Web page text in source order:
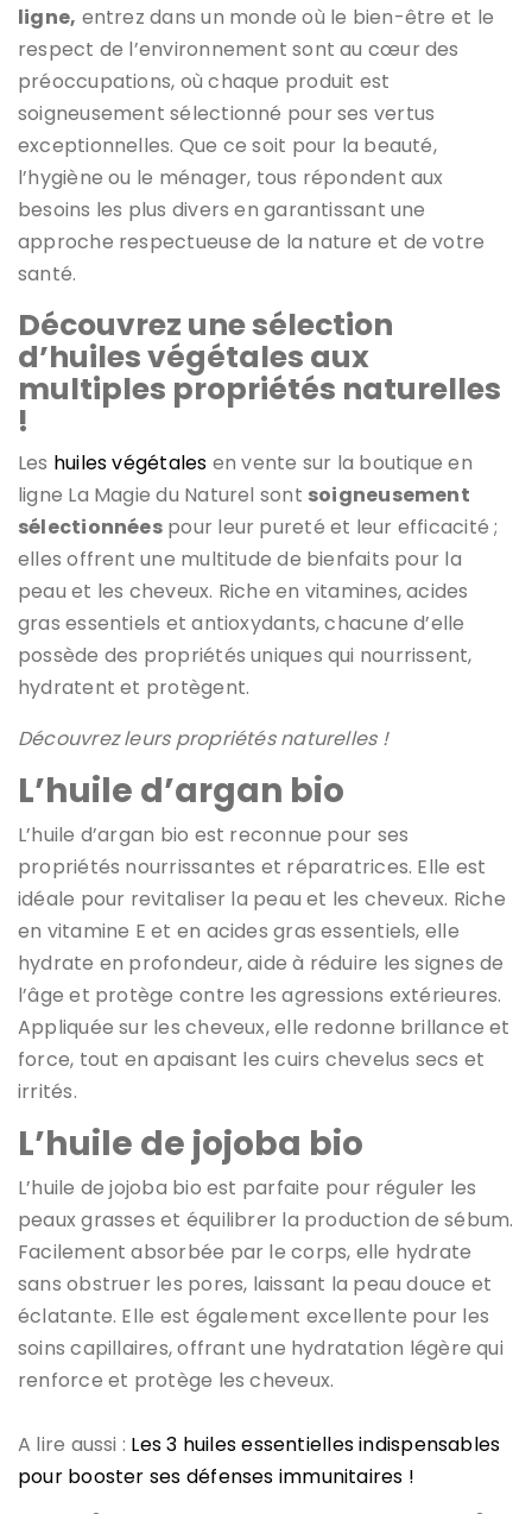
ligne, entrez dans un monde où le bien-être et le
respect de l’environnement sont au cœur des
préoccupations, où chaque produit est
soigneusement sélectionné pour ses vertus
exceptionnelles. Que ce soit pour la beauté,
l’hygiène ou le ménager, tous répondent aux
besoins les plus divers en garantissant une
approche respectueuse de la nature et de votre
santé.
Découvrez une sélection
d’huiles végétales aux
multiples propriétés naturelles
!
Les huiles végétales en vente sur la boutique en
ligne La Magie du Naturel sont soigneusement
sélectionnéespour leur pureté et leur efficacité ;
elles offrent une multitude de bienfaits pour la
peau et les cheveux. Riche en vitamines, acides
gras essentiels et antioxydants, chacune d’elle
possède des propriétés uniques qui nourrissent,
hydratent et protègent.
Découvrez leurs propriétés naturelles !
L’huile d’argan bio
L’huile d’argan bio est reconnue pour ses
propriétés nourrissantes et réparatrices. Elle est
idéale pour revitaliser la peau et les cheveux. Riche
en vitamine E et en acides gras essentiels, elle
hydrate en profondeur, aide à réduire les signes de
l’âge et protège contre les agressions extérieures.
Appliquée sur les cheveux, elle redonne brillance et
force, tout en apaisant les cuirs chevelus secs et
irrités.
L’huile de jojoba bio
L’huile de jojoba bio est parfaite pour réguler les
peaux grasses et équilibrer la production de sébum.
Facilement absorbée par le corps, elle hydrate
sans obstruer les pores, laissant la peau douce et
éclatante. Elle est également excellente pour les
soins capillaires, offrant une hydratation légère qui
renforce et protège les cheveux.
A lire aussi : Les 3 huiles essentielles indispensables
pour booster ses défenses immunitaires !